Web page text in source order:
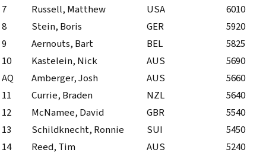
7
Russell, Matthew USA
6010
8
Stein, Boris GER
5920
9
Aernouts, Bart BEL
5825
10
Kastelein, Nick AUS
5690
AQ
Amberger, Josh AUS
5660
11
Currie, Braden NZL
5640
12
McNamee, David GBR
5540
13
Schildknecht, Ronnie SUI
5450
14
Reed, Tim AUS
5240